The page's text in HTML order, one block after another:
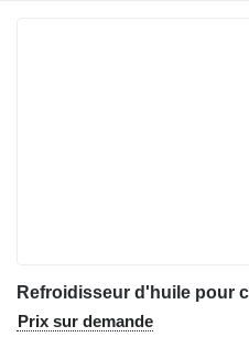
Prix sur demande